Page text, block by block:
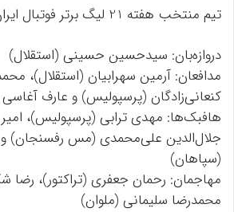
تیم منتخب هفته 21 لیگ برتر فوتبال ایران معرفی شدند.
دروازه‌بان: سیدحسین حسینی (استقلال)
مدافعان: آرمین سهرابیان (استقلال)،
کنعانی‌زادگان (پرسپولیس) و عارف آغاسی
هافبک‌ها: مهدی ترابی (پرسپولیس)، امیر
جلال‌الدین علی‌محمدی (مس رفسنجان) و
(سپاهان)
مهاجمان: رحمان جعفری (تراکتور)، رضا
محمدرضا سلیمانی (ملوان)